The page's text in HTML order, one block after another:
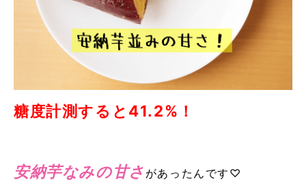
糖度計測すると 41.2% ！
安納芋なみの甘さ があったんです ♡